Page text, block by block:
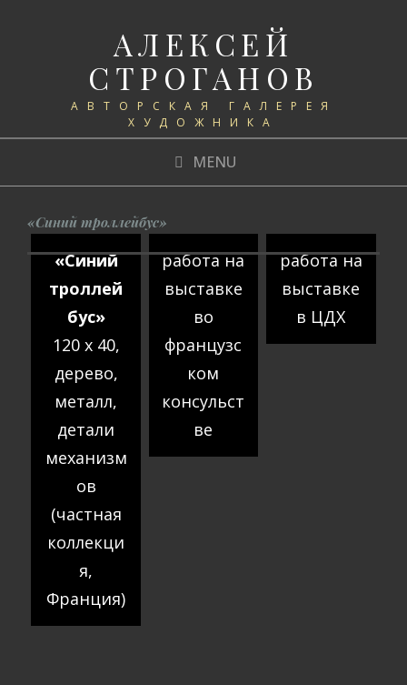
АЛЕКСЕЙ
СТРОГАНОВ
АВТОРСКАЯ ГАЛЕРЕЯ
ХУДОЖНИКА
MENU
«Синий троллейбус»
«Синий
троллей
бус»
120 х 40,
дерево,
металл,
детали
механизм
ов
(частная
коллекци
я,
Франция)
работа на
выставке
во
французс
ком
консульст
ве
работа на
выставке
в ЦДХ